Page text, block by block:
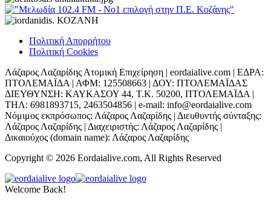
Πολιτική Απορρήτου
Πολιτική Cookies
Λάζαρος Λαζαρίδης Ατομική Επιχείρηση | eordaialive.com | ΕΔΡΑ:
ΠΤΟΛΕΜΑΪΔΑ | ΑΦΜ: 125508663 | ΔΟΥ: ΠΤΟΛΕΜΑΪΔΑΣ
ΔΙΕΥΘΥΝΣΗ: ΚΑΥΚΑΣΟΥ 44, Τ.Κ. 50200, ΠΤΟΛΕΜΑΪΔΑ |
ΤΗΛ: 6981893715, 2463504856 | e-mail: info@eordaialive.com
Νόμιμος εκπρόσωπος: Λάζαρος Λαζαρίδης | Διευθυντής σύνταξης:
Λάζαρος Λαζαρίδης | Διαχειριστής: Λάζαρος Λαζαρίδης |
Δικαιούχος (domain name): Λάζαρος Λαζαρίδης
Copyright © 2026 Eordaialive.com, All Rights Reserved
Welcome Back!